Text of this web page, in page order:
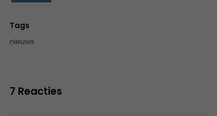
Tags
nieuws
7 Reacties